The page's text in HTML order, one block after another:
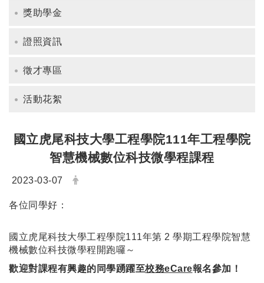
獎助學金
證照資訊
徵才專區
活動花絮
國立虎尾科技大學工程學院111年工程學院
智慧機械數位科技微學程課程
日期：
2023-03-07 發布者：
各位同學好：
國立虎尾科技大學工程學院111年第 2 學期工程學院智慧
機械數位科技微學程開跑囉～
歡迎對課程有興趣的同學踴躍至校務eCare報名參加！